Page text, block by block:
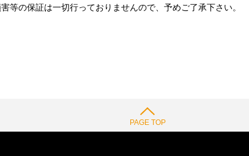
等の保証は一切行っておりませんので、予めご了承下さい。
PAGE TOP